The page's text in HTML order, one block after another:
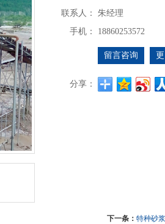
联系人：
朱经理
手机：
18860253572
留言咨询
分享：
下一条： 特种砂